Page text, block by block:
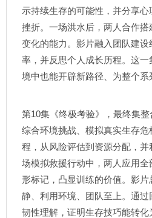
示持续生存的可能性，并分享
挫折。一场洪水后，两人合作
变化的能力。影片融入团队建
率，并反思个人成长历程。这
境中也能开辟新路径、为整个系
第10集《终极考验》，最终集
综合环境挑战、模拟真实生存
程，从风险评估到资源分配，
场模拟救援行动中，两人应用
形标记，凸显训练的价值。影
静、利用环境、团队至上。通
韧性理解，证明生存技巧能转